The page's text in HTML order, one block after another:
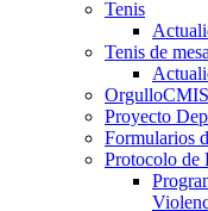
Tenis
Tenis de mesa
OrgulloCMIS
Proyecto
Formularios
Protocolo de